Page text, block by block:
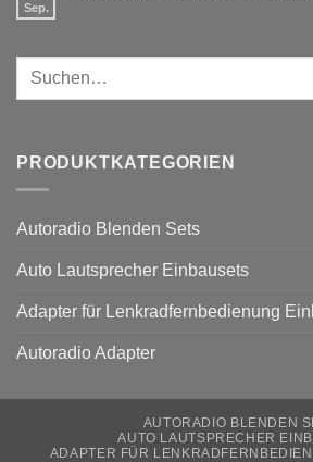
Sep.
Ford
Lenkradfernbedienung
anschließen
Suchen
PRODUKTKATEGORIEN
Autoradio Blenden Sets
Auto Lautsprecher Einbausets
Adapter für Lenkradfernbedienung
Autoradio Adapter
AUTORADIO BLENDEN
AUTO LAUTSPRECHER
ADAPTER FÜR